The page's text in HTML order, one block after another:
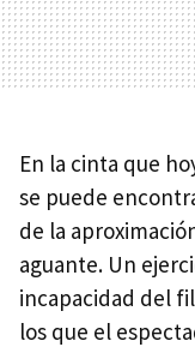
En la cinta que
se puede
de la
aguante. Un
incapacidad del
los que el